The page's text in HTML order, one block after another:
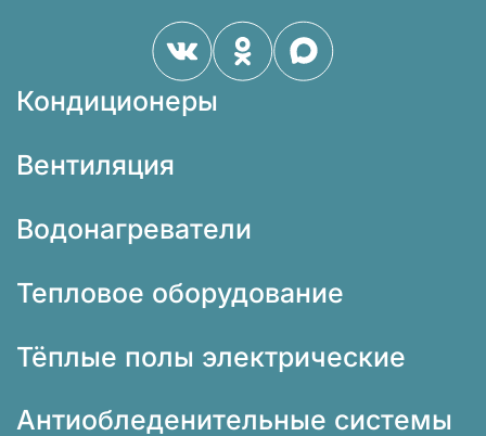
Кондиционеры
Вентиляция
Водонагреватели
Тепловое оборудование
Тёплые полы электрические
Антиобледенительные системы